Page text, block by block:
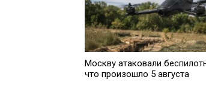
Москву атаковали
что произошло 5 августа